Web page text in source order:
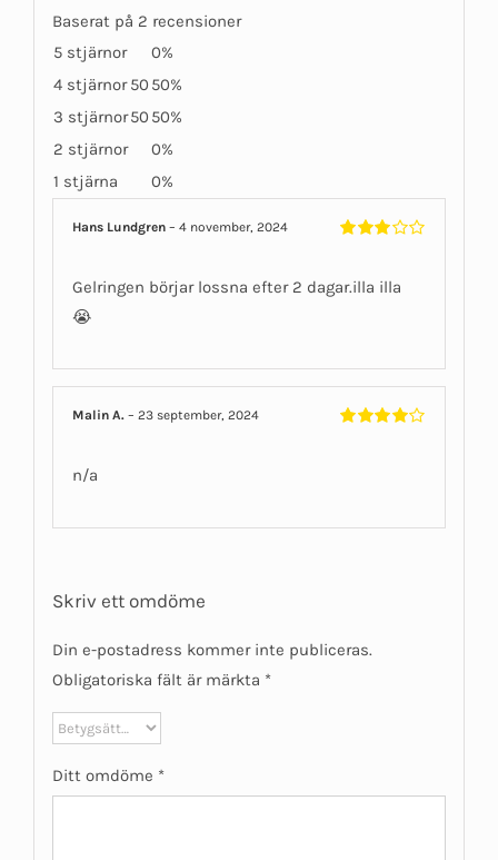
Baserat på 2 recensioner
5 stjärnor
0%
4 stjärnor 50 50%
3 stjärnor50 50%
2 stjärnor
0%
1 stjärna
0%
Hans Lundgren– 4 november, 2024
Gelringen börjar lossna efter 2 dagar.illa illa
😭
Malin A.– 23 september, 2024
n/a
Skriv ett omdöme
Din e-postadress kommer inte publiceras.
Obligatoriska fält är märkta *
Ditt omdöme *